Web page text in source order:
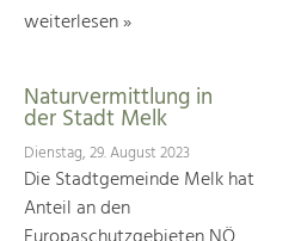
weiterlesen »
Naturvermittlung in
der Stadt Melk
Dienstag, 29. August 2023
Die Stadtgemeinde Melk hat
Anteil an den